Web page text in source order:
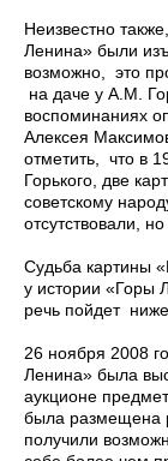
Неизвестно
Ленина» были
возможно, это
на даче у А.М.
воспоминаниях
Алексея
отметить, что в
Горького, две
советскому
отсутствовали,
Судьба картины
у истории «Горы
речь пойдет
26 ноября 2008
Ленина» была
аукционе
была размещена
получили